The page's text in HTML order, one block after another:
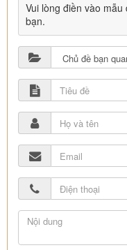
Vui lòng điền vào
bạn.